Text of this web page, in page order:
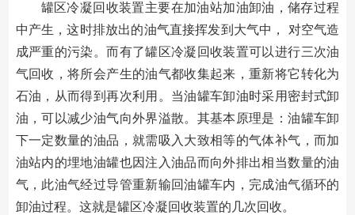
罐区冷凝回收装置主要在加油站加油卸油，储存过程
中产生，这时排放出的油气直接挥发到大气中， 对空气造
成严重的污染。而有了罐区冷凝回收装置可以进行三次油
气回收，将所会产生的油气都收集起来，重新将它转化为
石油，从而得到再次利用。当油罐车卸油时采用密封式卸
油，可以减少油气向外界溢散。其基本原理是：油罐车卸
下一定数量的油品，就需吸入大致相等的气体补气，而加
油站内的埋地油罐也因注入油品而向外排出相当数量的油
气，此油气经过导管重新输回油罐车内，完成油气循环的
卸油过程。这就是罐区冷凝回收装置的几次回收。